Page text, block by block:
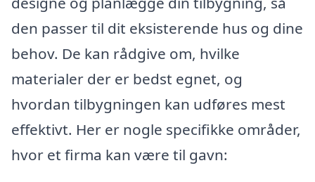
den passer til dit eksisterende hus og dine
behov. De kan rådgive om, hvilke
materialer der er bedst egnet, og
hvordan tilbygningen kan udføres mest
effektivt. Her er nogle specifikke områder,
hvor et firma kan være til gavn: